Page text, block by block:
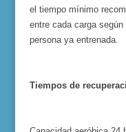
el tiempo mínimo
entre cada carga
persona ya entrenada.
Tiempos de